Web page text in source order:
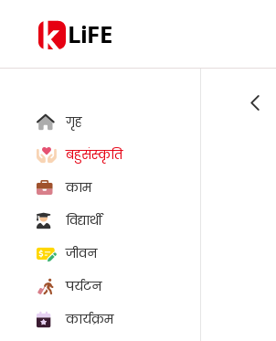
LiFE
गृह
बहुसंस्कृति
काम
विद्यार्थी
जीवन
पर्यटन
कार्यक्रम